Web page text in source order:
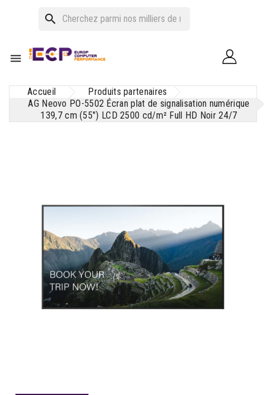
search

Accueil
Produits partenaires
AG Neovo PO-5502 Écran plat de signalisation numérique
139,7 cm (55") LCD 2500 cd/m² Full HD Noir 24/7